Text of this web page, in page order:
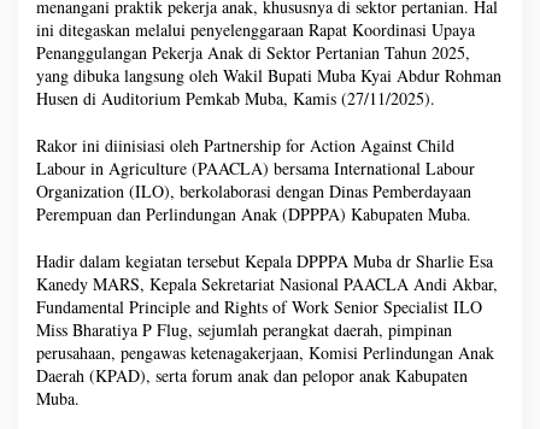
menangani praktik pekerja anak, khususnya di sektor pertanian. Hal
ini ditegaskan melalui penyelenggaraan Rapat Koordinasi Upaya
Penanggulangan Pekerja Anak di Sektor Pertanian Tahun 2025,
yang dibuka langsung oleh Wakil Bupati Muba Kyai Abdur Rohman
Husen di Auditorium Pemkab Muba, Kamis (27/11/2025).
Rakor ini diinisiasi oleh Partnership for Action Against Child
Labour in Agriculture (PAACLA) bersama International Labour
Organization (ILO), berkolaborasi dengan Dinas Pemberdayaan
Perempuan dan Perlindungan Anak (DPPPA) Kabupaten Muba.
Hadir dalam kegiatan tersebut Kepala DPPPA Muba dr Sharlie Esa
Kanedy MARS, Kepala Sekretariat Nasional PAACLA Andi Akbar,
Fundamental Principle and Rights of Work Senior Specialist ILO
Miss Bharatiya P Flug, sejumlah perangkat daerah, pimpinan
perusahaan, pengawas ketenagakerjaan, Komisi Perlindungan Anak
Daerah (KPAD), serta forum anak dan pelopor anak Kabupaten
Muba.